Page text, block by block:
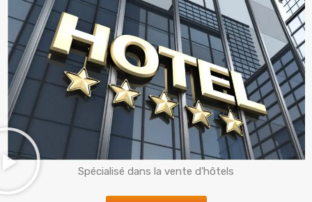
Spécialisé dans la vente d’hôtels
En Savoir Plus